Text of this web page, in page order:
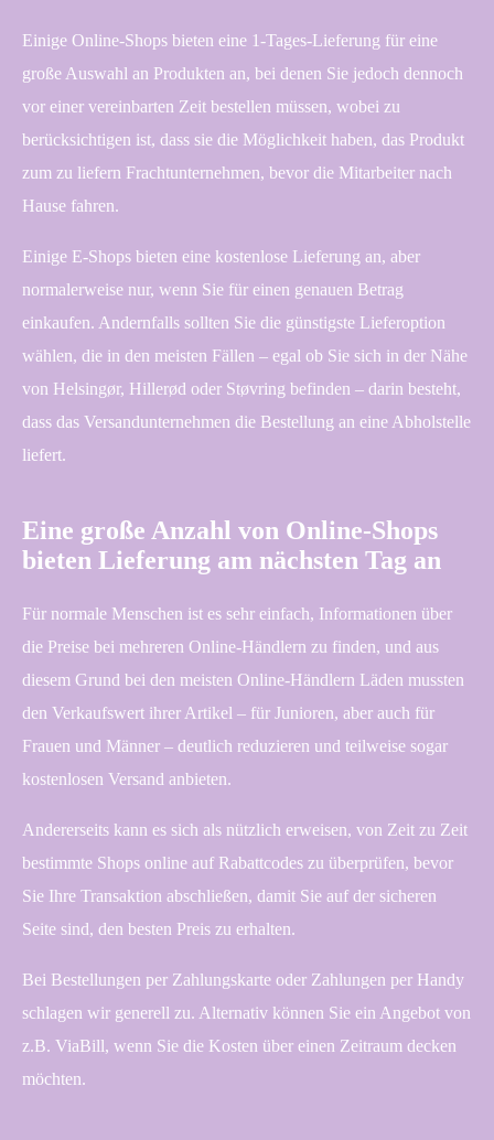
Einige Online-Shops bieten eine 1-Tages-Lieferung für eine
große Auswahl an Produkten an, bei denen Sie jedoch dennoch
vor einer vereinbarten Zeit bestellen müssen, wobei zu
berücksichtigen ist, dass sie die Möglichkeit haben, das Produkt
zum zu liefern Frachtunternehmen, bevor die Mitarbeiter nach
Hause fahren.
Einige E-Shops bieten eine kostenlose Lieferung an, aber
normalerweise nur, wenn Sie für einen genauen Betrag
einkaufen. Andernfalls sollten Sie die günstigste Lieferoption
wählen, die in den meisten Fällen – egal ob Sie sich in der Nähe
von Helsingør, Hillerød oder Støvring befinden – darin besteht,
dass das Versandunternehmen die Bestellung an eine Abholstelle
liefert.
Eine große Anzahl von Online-Shops
bieten Lieferung am nächsten Tag an
Für normale Menschen ist es sehr einfach, Informationen über
die Preise bei mehreren Online-Händlern zu finden, und aus
diesem Grund bei den meisten Online-Händlern Läden mussten
den Verkaufswert ihrer Artikel – für Junioren, aber auch für
Frauen und Männer – deutlich reduzieren und teilweise sogar
kostenlosen Versand anbieten.
Andererseits kann es sich als nützlich erweisen, von Zeit zu Zeit
bestimmte Shops online auf Rabattcodes zu überprüfen, bevor
Sie Ihre Transaktion abschließen, damit Sie auf der sicheren
Seite sind, den besten Preis zu erhalten.
Bei Bestellungen per Zahlungskarte oder Zahlungen per Handy
schlagen wir generell zu. Alternativ können Sie ein Angebot von
z.B. ViaBill, wenn Sie die Kosten über einen Zeitraum decken
möchten.